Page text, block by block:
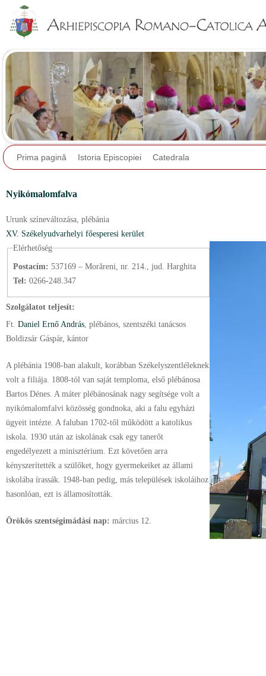
Prima pagină Istoria Episcopiei Catedrala
Nyikómalomfalva
Urunk színeváltozása, plébánia
XV. Székelyudvarhelyi főesperesi kerület
Elérhetőség
Postacím: 537169 – Morăreni, nr. 214., jud. Harghita
Tel: 0266-248.347
Szolgálatot teljesít:
Ft. Daniel Ernő András , plébános , szentszéki tanácsos
Boldizsár Gáspár, kántor
A plébánia 1908-ban alakult, korábban Székelyszentléleknek
volt a filiája. 1808-tól van saját temploma, első plébánosa
Bartos Dénes. A máter plébánosának nagy segítsége volt a
nyikómalomfalvi közösség gondnoka, aki a falu egyházi
ügyeit intézte. A faluban 1702-től működött a katolikus
iskola. 1930 után az iskolának csak egy tanerőt
engedélyezett a minisztérium. Ezt követően arra
kényszerítették a szülőket, hogy gyermekeiket az állami
iskolába írassák. 1948-ban pedig, más települések iskoláihoz
hasonlóan, ezt is államosították.
Örökös szentségimádási nap: március 12.